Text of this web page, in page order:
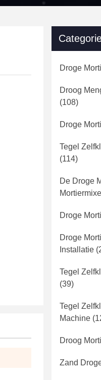
Droge
Droog
(108)
Droge
Tegel
(114)
De Droge
Droge
Droge
Installatie
Tegel
(39)
Tegel
Machine
Droog
Zand